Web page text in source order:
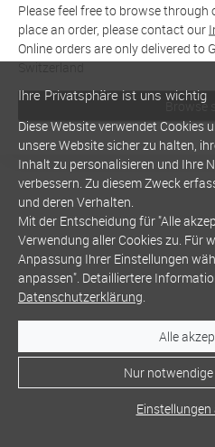
Please feel free to browse
place an order, please contact our
Online orders are only delivered to
Switzerland
Browse
Ihre Privatsphäre ist uns wichtig
Diese Website verwendet Cookies
unsere Website sicher zu halten,
Inhalt zu personalisieren und Ihre
verbessern. Zu diesem Zweck
und deren Verhalten.
Mit der Entscheidung für "Alle
Verwendung aller Cookies zu. Für
Anpassung Ihrer Einstellungen
anpassen". Detailliertere
Datenschutzerklärung.
Alle
Nur